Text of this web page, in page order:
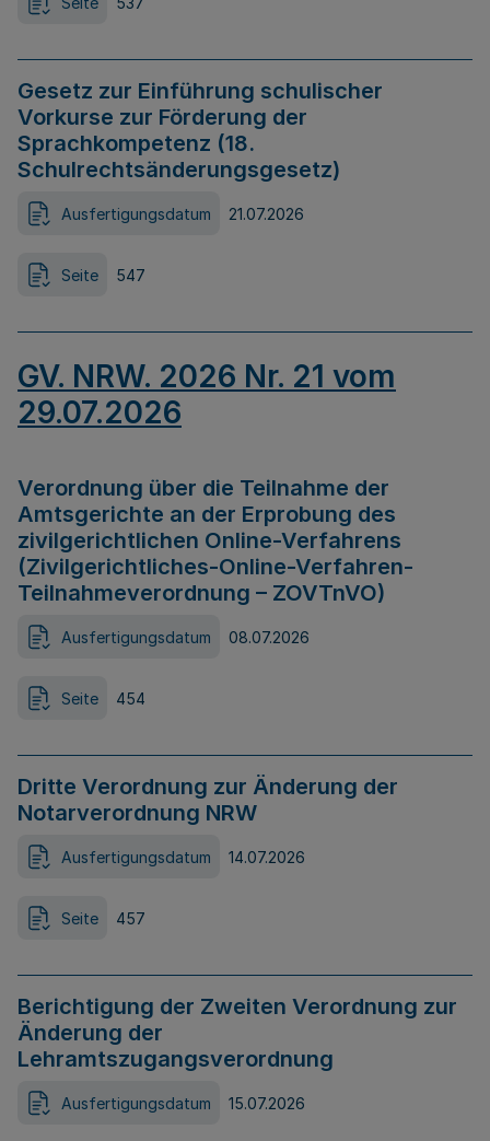
Gesetz zur Einführung schulischer
Vorkurse zur Förderung der
Sprachkompetenz (18.
Schulrechtsänderungsgesetz)
Ausfertigungsdatum 21.07.2026
Seite 547
GV. NRW. 2026 Nr. 21 vom
29.07.2026
Verordnung über die Teilnahme der
Amtsgerichte an der Erprobung des
zivilgerichtlichen Online-Verfahrens
(Zivilgerichtliches-Online-Verfahren-
Teilnahmeverordnung – ZOVTnVO)
Ausfertigungsdatum 08.07.2026
Seite 454
Dritte Verordnung zur Änderung der
Notarverordnung NRW
Ausfertigungsdatum 14.07.2026
Seite 457
Berichtigung der Zweiten Verordnung zur
Änderung der
Lehramtszugangsverordnung
Ausfertigungsdatum 15.07.2026